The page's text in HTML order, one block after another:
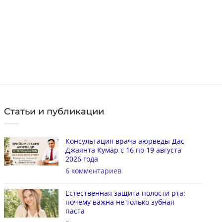
Статьи и публикации
Консультация врача аюрведы Дас
Джаянта Кумар с 16 по 19 августа
2026 года
6 комментариев
Естественная защита полости рта:
почему важна не только зубная
паста